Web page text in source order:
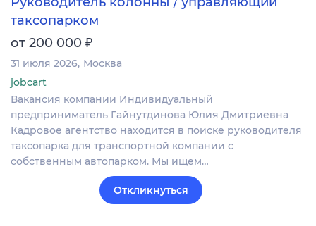
таксопарком
от 200 000 ₽
31 июля 2026 Москва
jobcart
Вакансия компании Индивидуальный
предприниматель Гайнутдинова Юлия Дмитриевна
Кадровое агентство находится в поиске руководителя
таксопарка для транспортной компании с
собственным автопарком. Мы ищем…
Откликнуться